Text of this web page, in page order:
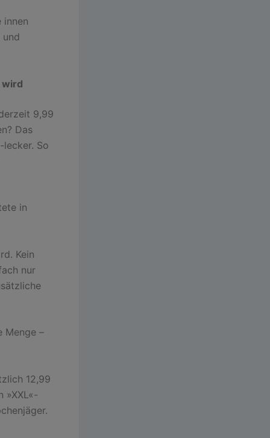
innen
und
wird
9,99
Das
So
in
Kein
nur
Menge –
12,99
»XXL«-